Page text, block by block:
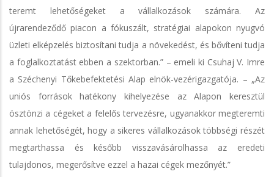
teremt lehetőségeket a vállalkozások számára. Az
újrarendeződő piacon a fókuszált, stratégiai alapokon nyugvó
üzleti elképzelés biztosítani tudja a növekedést, és bővíteni tudja
a foglalkoztatást ebben a szektorban.” – emeli ki Csuhaj V. Imre
a Széchenyi Tőkebefektetési Alap elnök-vezérigazgatója. – „Az
uniós források hatékony kihelyezése az Alapon keresztül
ösztönzi a cégeket a felelős tervezésre, ugyanakkor megteremti
annak lehetőségét, hogy a sikeres vállalkozások többségi részét
megtarthassa és később visszavásárolhassa az eredeti
tulajdonos, megerősítve ezzel a hazai cégek mezőnyét.”